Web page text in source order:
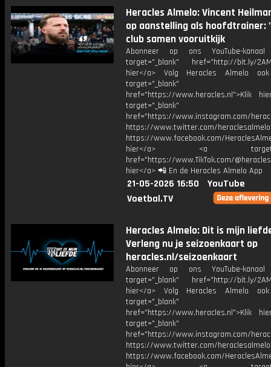
Heracles Almelo: Vincent
op aanstelling als hoofdtrainer:
club samen vooruitkijk
Abonneer op ons YouTube-
target="_blank" href="http://bit.ly/
hier</a> Volg Heracles Almelo
target="_blank"
href="https://www.heracles.nl">Klik
target="_blank"
href="https://www.instagram.com/
https://www.twitter.com/heraclesalmelo
https://www.facebook.com/
hier</a> <a
href="https://www.TikTok.com/
hier</a> 📲 En de Heracles Almelo App
21-05-2026 16:50
YouTube
Voetbal.TV
Heracles Almelo: Dit is mijn
Verleng nu je seizoenkaart op
heracles.nl/seizoenkaart
Abonneer op ons YouTube-
target="_blank" href="http://bit.ly/
hier</a> Volg Heracles Almelo
target="_blank"
href="https://www.heracles.nl">Klik
target="_blank"
href="https://www.instagram.com/
https://www.twitter.com/heraclesalmelo
https://www.facebook.com/